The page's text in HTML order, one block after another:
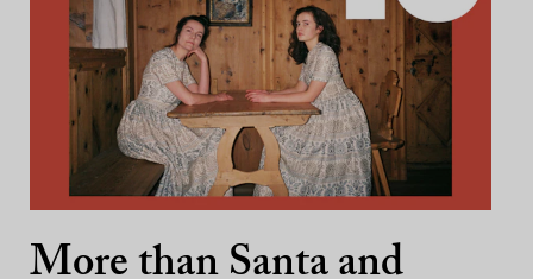
More than Santa and